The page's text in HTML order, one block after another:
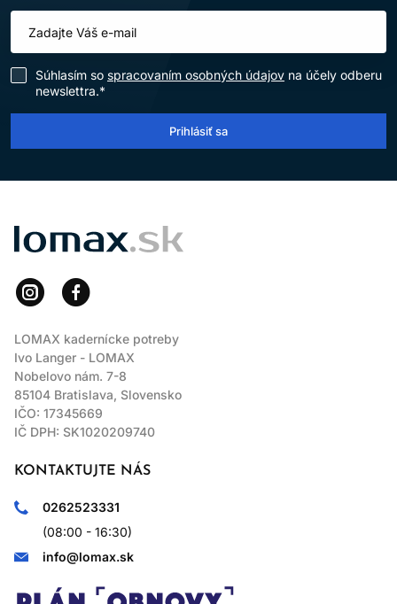
Súhlasím so spracovaním osobných údajov na účely odberu
newslettra.*
Prihlásiť sa
LOMAX
LOMAX kadernícke potreby
Ivo Langer - LOMAX
Nobelovo nám. 7-8
85104 Bratislava, Slovensko
IČO: 17345669
IČ DPH: SK1020209740
KONTAKTUJTE NÁS
0262523331
(08:00 - 16:30)
info@lomax.sk